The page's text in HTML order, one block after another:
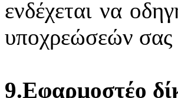
ενδέχεται να
υποχρεώσεών
9.Εφαρμοστέο